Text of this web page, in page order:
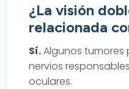
¿La visión
relacionada
Sí.Algunos
nervios
oculares.